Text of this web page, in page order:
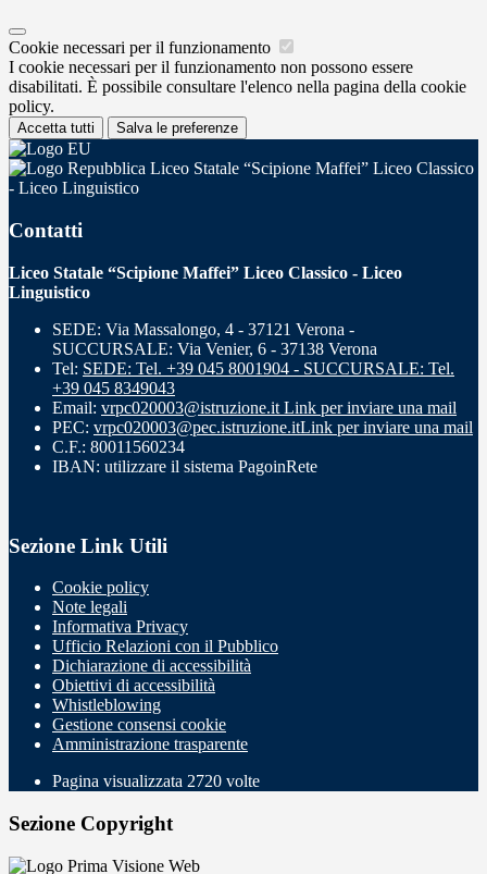
Cookie necessari per il funzionamento
I cookie necessari per il funzionamento non possono essere
disabilitati. È possibile consultare l'elenco nella pagina della cookie
policy.
Accetta tutti Salva le preferenze
Liceo Statale “Scipione Maffei” Liceo Classico
- Liceo Linguistico
Contatti
Liceo Statale “Scipione Maffei” Liceo Classico - Liceo
Linguistico
SEDE: Via Massalongo, 4 - 37121 Verona -
SUCCURSALE: Via Venier, 6 - 37138 Verona
Tel: SEDE: Tel. +39 045 8001904 - SUCCURSALE: Tel.
+39 045 8349043
Email: vrpc020003@istruzione.it Link per inviare una mail
PEC: vrpc020003@pec.istruzione.itLink per inviare una mail
C.F.: 80011560234
IBAN: utilizzare il sistema PagoinRete
Sezione Link Utili
Cookie policy
Note legali
Informativa Privacy
Ufficio Relazioni con il Pubblico
Dichiarazione di accessibilità
Obiettivi di accessibilità
Whistleblowing
Gestione consensi cookie
Amministrazione trasparente
Pagina visualizzata 2720 volte
Sezione Copyright